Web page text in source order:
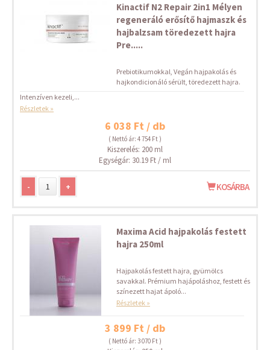
Kinactif N2 Repair 2in1 Mélyen
regeneráló erősítő hajmaszk és
hajbalzsam töredezett hajra
Pre.....
Prebiotikumokkal, Vegán hajpakolás és
hajkondicionáló sérült, töredezett hajra.
Intenzíven kezeli,...
Részletek »
6 038 Ft / db
( Nettó ár: 4 754 Ft )
Kiszerelés: 200 ml
Egységár: 30.19 Ft / ml
- + KOSÁRBA
Maxima Acid hajpakolás festett
hajra 250ml
Hajpakolás festett hajra, gyümölcs
savakkal. Prémium hajápoláshoz, festett és
színezett hajat ápoló...
Részletek »
3 899 Ft / db
( Nettó ár: 3 070 Ft )